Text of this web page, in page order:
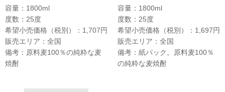
容量：1800ml
度数：25度
希望小売価格（税別）：1,707円
販売エリア：全国
備考：原料麦100％の純粋な麦
焼酎
容量：1800ml
度数：25度
希望小売価格（税別）：1,697円
販売エリア：全国
備考：紙パック。原料麦100％
の純粋な麦焼酎